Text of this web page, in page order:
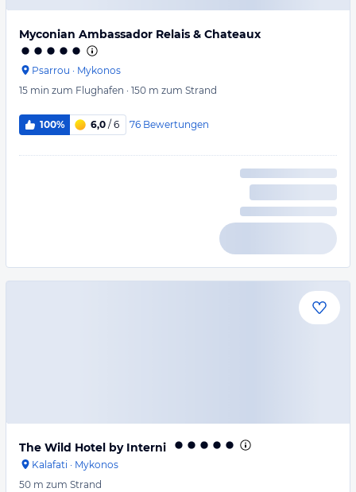
Myconian Ambassador Relais & Chateaux
Psarrou · Mykonos
15 min zum Flughafen · 150 m zum Strand
100% 6,0 / 6 76 Bewertungen
The Wild Hotel by Interni
Kalafati · Mykonos
50 m zum Strand